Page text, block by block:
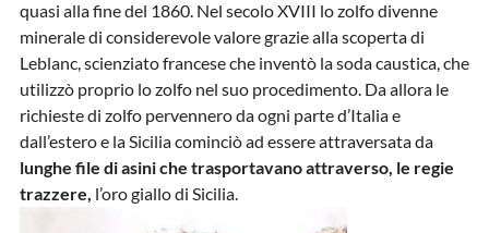
quasi alla fine del 1860. Nel secolo XVIII lo zolfo divenne
minerale di considerevole valore grazie alla scoperta di
Leblanc, scienziato francese che inventò la soda caustica, che
utilizzò proprio lo zolfo nel suo procedimento. Da allora le
richieste di zolfo pervennero da ogni parte d’Italia e
dall’estero e la Sicilia cominciò ad essere attraversata da
lunghe file di asini che trasportavano attraverso, le regie
trazzere, l’oro giallo di Sicilia.